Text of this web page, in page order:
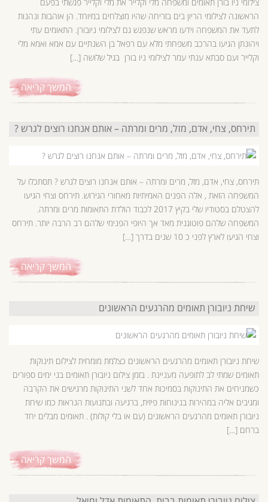
הראשונה לצילומי הריון בים בזריחה שהיו מוצלחים במיוחד. הן אוהבות ונהנות
לתעד את המשפחה וידעו מראש שנפגש גם לצילומי ניובורן. התאומים עתי
ויהונתן הגיעו בהרכב משפחתי מלא עם רפאל בן השנתיים עם אמא ואמא מלי
וקלייר ועם סבתא ענתי עמר לצילומי ניו בורן בגיל שלושה […]
המשך קריאה
תירחס, צחי, אדם, מזל, מרים ומרתה – אותם אנחנו רוצים לגרש ?
תירחס, צחי, אדם, מזל, מרים ומרתה – אותם אנחנו רוצים לגרש ? תסתכלו על
המשפחה הזאת , אלה הפנים האמיתיות מאחורי הגירוש. תירחס וצחי הגיעו
להצטלם בסטודיו שלי בקיץ 2017 לכבוד הולדת התאומות מרים ומרתה.
המשפחה שלהם פוטוגנית מאד אך היופי הפנימי שלהם רב הרבה יותר. תירחס
וצחי הגיעו לארץ לפני כ 10 שנים בדרך […]
המשך קריאה
שיחת ניובורן תאומים מהרגעים הראשונים
שיחת ניובורן תאומים מהרגעים הראשונים כצלמת מומחית לצילום תינוקות
תאומים שמתי לב לתופעה מעניינת . בזמן צילום ניובורן תאומים בני ימים ספורים
כשמניחים את התינוקות בסמיכות אחד לשני התינוקות מרגישים את הקרבה
ומגיבים אליה במהירות בנינוחות פיזית, ברגיעה ובתנועות הנראות כמו שיחת
ניובורן תאומים מהרגעים הראשונים (עם או בלי קולות) . תאומים מבלים יחד
ברחם […]
המשך קריאה